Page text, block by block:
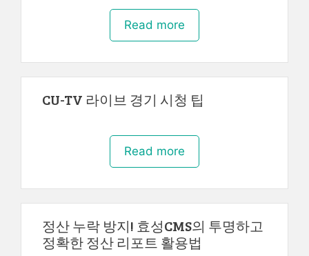
Read more
CU-TV 라이브 경기 시청 팁
Read more
정산 누락 방지! 효성CMS의 투명하고
정확한 정산 리포트 활용법